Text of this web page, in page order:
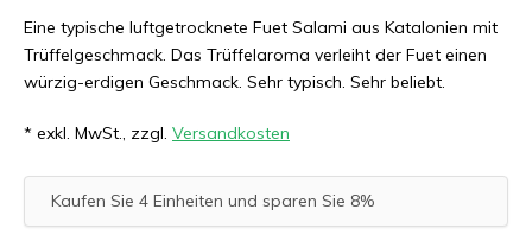
Eine typische luftgetrocknete Fuet Salami aus Katalonien mit
Trüffelgeschmack. Das Trüffelaroma verleiht der Fuet einen
würzig-erdigen Geschmack. Sehr typisch. Sehr beliebt.
* exkl. MwSt., zzgl. Versandkosten
Kaufen Sie 4 Einheiten und sparen Sie 8%